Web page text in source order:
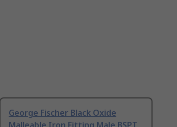
George Fischer Black Oxide